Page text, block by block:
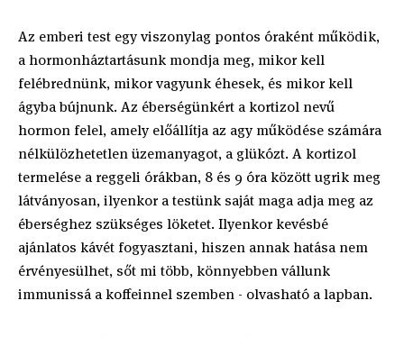
Az emberi test egy viszonylag pontos óraként működik,
a hormonháztartásunk mondja meg, mikor kell
felébrednünk, mikor vagyunk éhesek, és mikor kell
ágyba bújnunk. Az éberségünkért a kortizol nevű
hormon felel, amely előállítja az agy működése számára
nélkülözhetetlen üzemanyagot, a glükózt. A kortizol
termelése a reggeli órákban, 8 és 9 óra között ugrik meg
látványosan, ilyenkor a testünk saját maga adja meg az
éberséghez szükséges löketet. Ilyenkor kevésbé
ajánlatos kávét fogyasztani, hiszen annak hatása nem
érvényesülhet, sőt mi több, könnyebben vállunk
immunissá a koffeinnel szemben - olvasható a lapban.